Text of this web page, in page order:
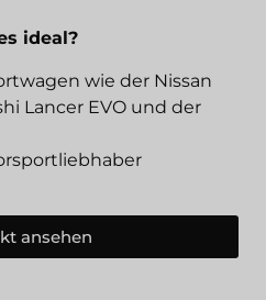
ideal?
wie der Nissan
Lancer EVO und der
ansehen